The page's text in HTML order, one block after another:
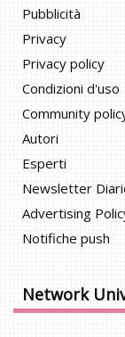
Pubblicità
Privacy
Privacy policy
Condizioni d'uso
Community
Autori
Esperti
Newsletter
Advertising
Notifiche push
Network